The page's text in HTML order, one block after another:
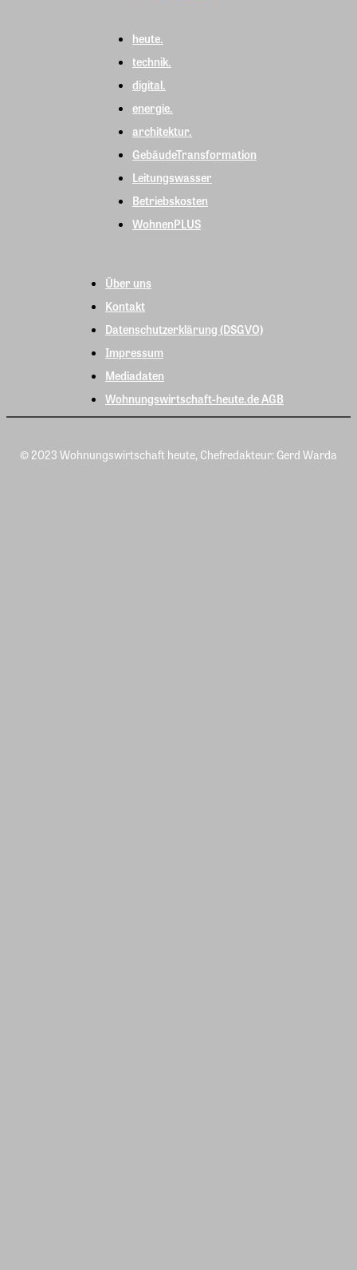
heute.
technik.
digital.
energie.
architektur.
GebäudeTransformation
Leitungswasser
Betriebskosten
WohnenPLUS
Über uns
Kontakt
Datenschutzerklärung (DSGVO)
Impressum
Mediadaten
Wohnungswirtschaft-heute.de AGB
© 2023 Wohnungswirtschaft heute, Chefredakteur: Gerd Warda